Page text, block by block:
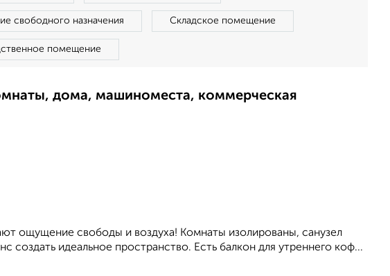
свободного назначения Складское помещение
помещение
дома, машиноместа, коммерческая
ощущение свободы и воздуха! Комнаты изолированы, санузел
создать идеальное пространство. Есть балкон для утреннего коф...